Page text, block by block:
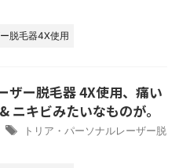
脱毛器4X使用
ザー脱毛器 4X使用、痛い
ニキビみたいなものが。
トリア・パーソナルレーザー脱